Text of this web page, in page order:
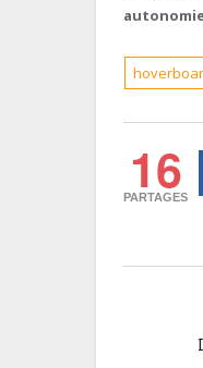
16
PARTAGES